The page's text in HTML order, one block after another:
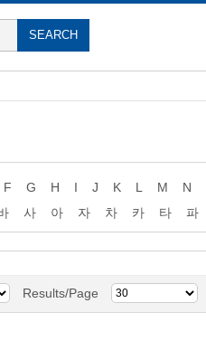
F G H I J K L M N
사 아 자 차 카 타 파
Results/Page